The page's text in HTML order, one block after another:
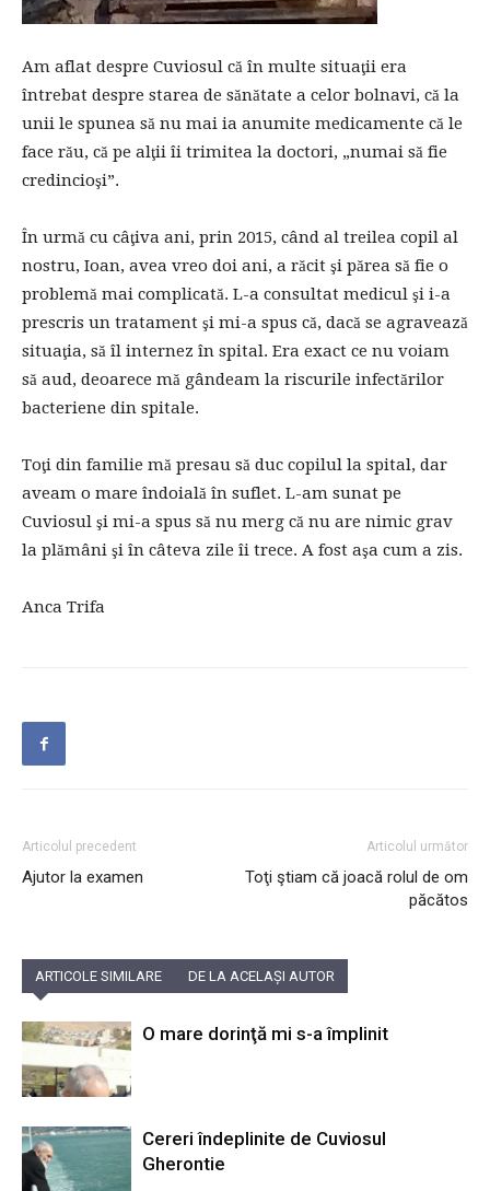
Am aflat despre Cuviosul că în multe situaţii era
întrebat despre starea de sănătate a celor bolnavi, că la
unii le spunea să nu mai ia anumite medicamente că le
face rău, că pe alţii îi trimitea la doctori, „numai să fie
credincioşi”.
În urmă cu câţiva ani, prin 2015, când al treilea copil al
nostru, Ioan, avea vreo doi ani, a răcit şi părea să fie o
problemă mai complicată. L-a consultat medicul şi i-a
prescris un tratament şi mi-a spus că, dacă se agravează
situaţia, să îl internez în spital. Era exact ce nu voiam
să aud, deoarece mă gândeam la riscurile infectărilor
bacteriene din spitale.
Toţi din familie mă presau să duc copilul la spital, dar
aveam o mare îndoială în suflet. L-am sunat pe
Cuviosul şi mi-a spus să nu merg că nu are nimic grav
la plămâni şi în câteva zile îi trece. A fost aşa cum a zis.
Anca Trifa
Articolul precedent
Ajutor la examen
Articolul următor
Toţi ştiam că joacă rolul de om
păcătos
ARTICOLE SIMILARE DE LA ACELAȘI AUTOR
O mare dorinţă mi s-a împlinit
Cereri îndeplinite de Cuviosul
Gherontie